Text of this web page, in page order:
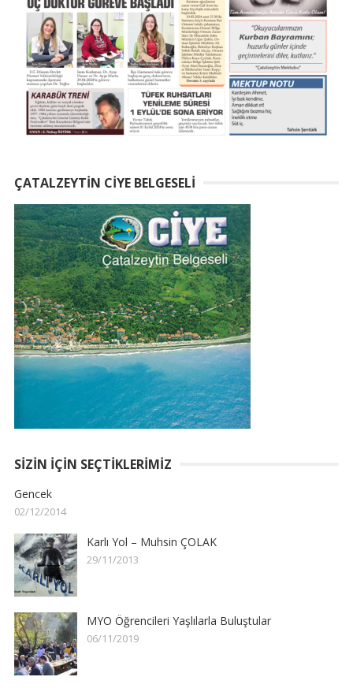
ÇATALZEYTIN CIYE BELGESELI
SIZIN İÇIN SEÇTIKLERIMIZ
Gencek
02/12/2014
Karlı Yol – Muhsin ÇOLAK
29/11/2013
MYO Öğrencileri Yaşlılarla Buluştular
06/11/2019